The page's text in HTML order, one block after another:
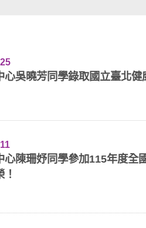
心吳曉芳同學錄取國立臺北健
心陳珊妤同學參加115年度全